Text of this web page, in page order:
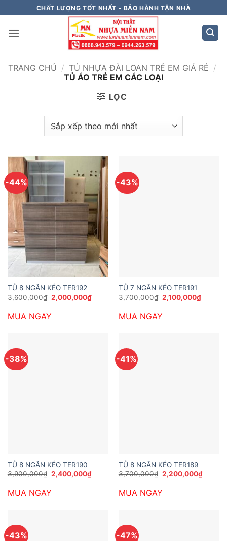
qua
nội
CHẤT LƯỢNG TỐT NHẤT - BẢO HÀNH TẬN NHÀ
TRANG CHỦ / TỦ NHỰA ĐÀI LOAN TRẺ EM GIÁ RẺ /
TỦ ÁO TRẺ EM CÁC LOẠI
LỌC
-44%
TỦ 8 NGĂN KÉO TER192
3,600,000₫ Giá
gốc
3,600,000₫.
2,000,000₫Giá
hiện
MUA NGAY
-43%
TỦ 7 NGĂN KÉO TER191
3,700,000₫ Giá
gốc
3,700,000₫.
2,100,000₫Giá
hiện
MUA NGAY
-38%
TỦ 8 NGĂN KÉO TER190
3,900,000₫ Giá
gốc
3,900,000₫.
2,400,000₫Giá
hiện
MUA NGAY
-41%
TỦ 8 NGĂN KÉO TER189
3,700,000₫ Giá
gốc
3,700,000₫.
2,200,000₫Giá
hiện
MUA NGAY
-43% -47%